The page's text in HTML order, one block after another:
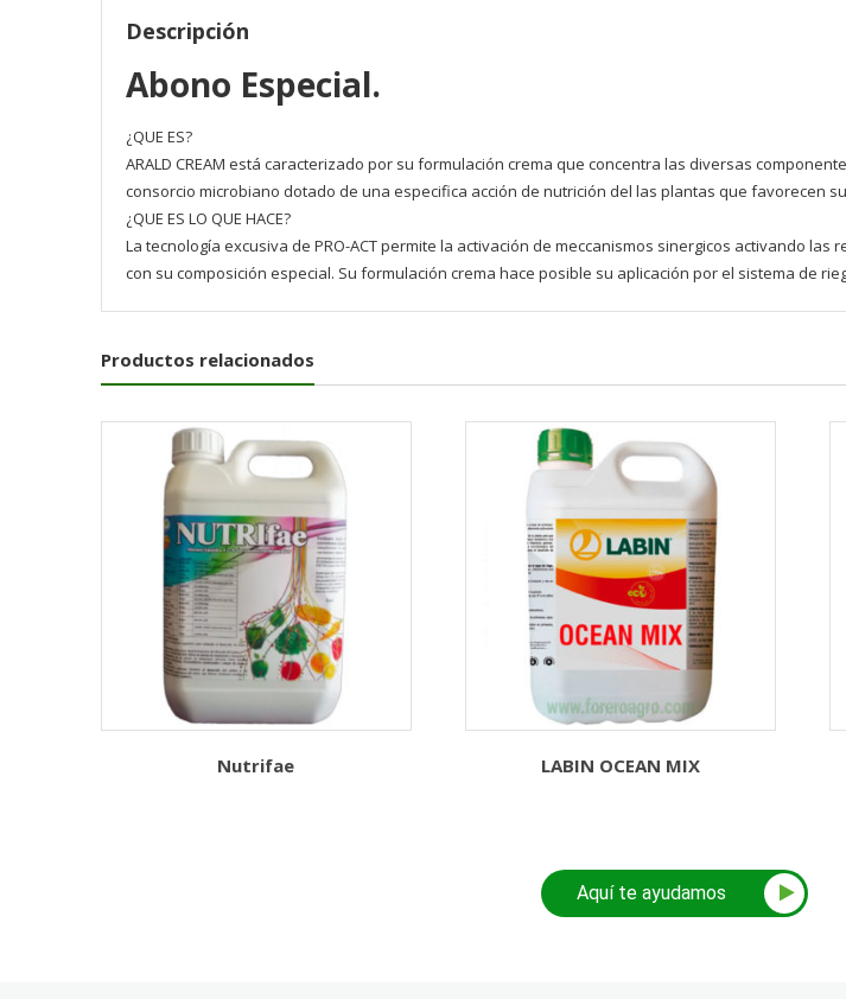
Descripción
Abono Especial.
¿QUE ES?
ARALD CREAM está caracterizado por su formulación crema que concentra las diversas
consorcio microbiano dotado de una especifica acción de nutrición del las plantas que favorecen
¿QUE ES LO QUE HACE?
La tecnología excusiva de PRO-ACT permite la activación de meccanismos sinergicos activando
con su composición especial. Su formulación crema hace posible su aplicación por el sistema de
Productos relacionados
Nutrifae LABIN OCEAN MIX
Aquí te ayudamos